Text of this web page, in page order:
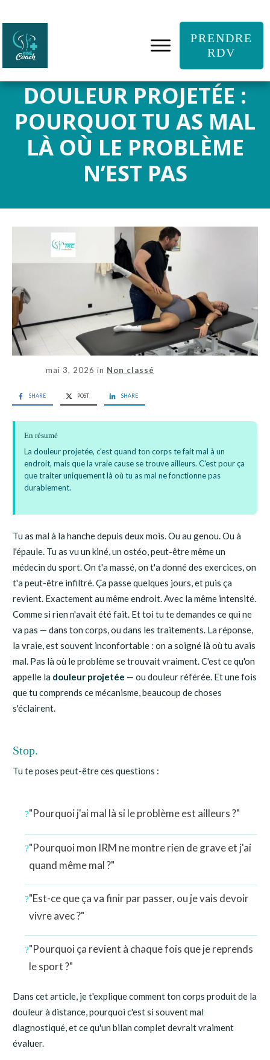
PRENDRE
RDV
DOULEUR PROJETÉE :
POURQUOI TU AS MAL
LÀ OÙ LE PROBLÈME
N’EST PAS
mai 3, 2026 in Non classé
SHARE POST SHARE
En résumé
La douleur projetée, c'est quand ton corps te fait mal à un
endroit, mais que la vraie cause se trouve ailleurs. C'est pour ça
que traiter uniquement là où tu as mal ne fonctionne pas
durablement.
Tu as mal à la hanche depuis deux mois. Ou au genou. Ou à
l'épaule. Tu as vu un kiné, un ostéo, peut-être même un
médecin du sport. On t'a massé, on t'a donné des exercices, on
t'a peut-être infiltré. Ça passe quelques jours, et puis ça
revient. Exactement au même endroit. Avec la même intensité.
Comme si rien n'avait été fait. Et toi tu te demandes ce qui ne
va pas — dans ton corps, ou dans les traitements. La réponse,
la vraie, est souvent inconfortable : on a soigné là où tu avais
mal. Pas là où le problème se trouvait vraiment. C'est ce qu'on
appelle la douleur projetée — ou douleur référée. Et une fois
que tu comprends ce mécanisme, beaucoup de choses
s'éclairent.
Stop.
Tu te poses peut-être ces questions :
"Pourquoi j'ai mal là si le problème est ailleurs ?"
"Pourquoi mon IRM ne montre rien de grave et j'ai
quand même mal ?"
"Est-ce que ça va finir par passer, ou je vais devoir
vivre avec ?"
"Pourquoi ça revient à chaque fois que je reprends
le sport ?"
Dans cet article, je t'explique comment ton corps produit de la
douleur à distance, pourquoi c'est si souvent mal
diagnostiqué, et ce qu'un bilan complet devrait vraiment
évaluer.